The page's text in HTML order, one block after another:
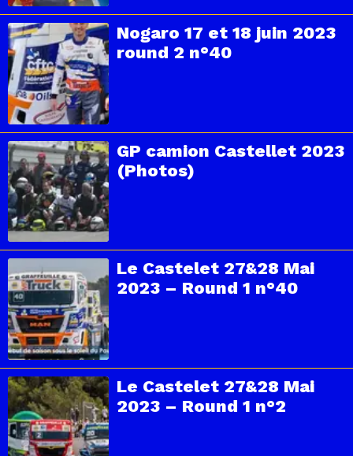
Nogaro 17 et 18 juin 2023
round 2 n°40
GP camion Castellet 2023
(Photos)
Le Castelet 27&28 Mai
2023 – Round 1 n°40
Le Castelet 27&28 Mai
2023 – Round 1 n°2